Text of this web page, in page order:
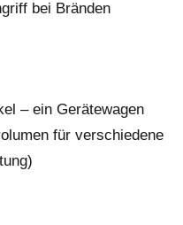
bei Bränden
– ein Gerätewagen
für verschiedene